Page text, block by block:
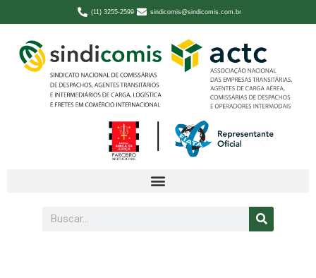
(11) 3255-2599 sindicomis@sindicomis.com.br